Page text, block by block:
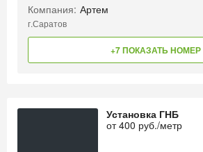
Компания: Артем
г.Саратов
+7 ПОКАЗАТЬ НОМЕР
Установка ГНБ
от400 руб./метр